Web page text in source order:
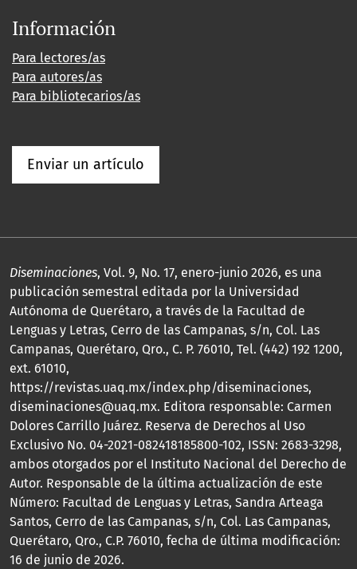
Información
Para lectores/as
Para autores/as
Para bibliotecarios/as
Enviar un artículo
Diseminaciones, Vol. 9, No. 17, enero-junio 2026, es una
publicación semestral editada por la Universidad
Autónoma de Querétaro, a través de la Facultad de
Lenguas y Letras, Cerro de las Campanas, s/n, Col. Las
Campanas, Querétaro, Qro., C. P. 76010, Tel. (442) 192 1200,
ext. 61010,
https://revistas.uaq.mx/index.php/diseminaciones,
diseminaciones@uaq.mx. Editora responsable: Carmen
Dolores Carrillo Juárez. Reserva de Derechos al Uso
Exclusivo No. 04-2021-082418185800-102, ISSN: 2683-3298,
ambos otorgados por el Instituto Nacional del Derecho de
Autor. Responsable de la última actualización de este
Número: Facultad de Lenguas y Letras, Sandra Arteaga
Santos, Cerro de las Campanas, s/n, Col. Las Campanas,
Querétaro, Qro., C.P. 76010, fecha de última modificación:
16 de junio de 2026.